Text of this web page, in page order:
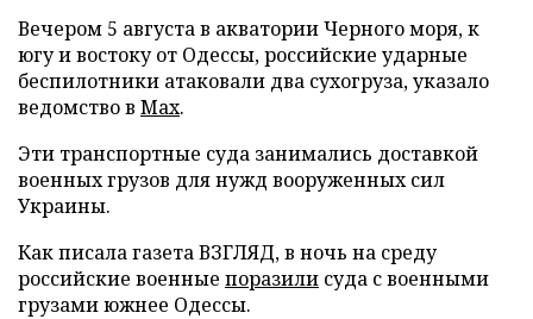
Вечером 5 августа в акватории Черного моря, к
югу и востоку от Одессы, российские ударные
беспилотники атаковали два сухогруза, указало
ведомство в Max.
Эти транспортные суда занимались доставкой
военных грузов для нужд вооруженных сил
Украины.
Как писала газета ВЗГЛЯД, в ночь на среду
российские военные поразили суда с военными
грузами южнее Одессы.